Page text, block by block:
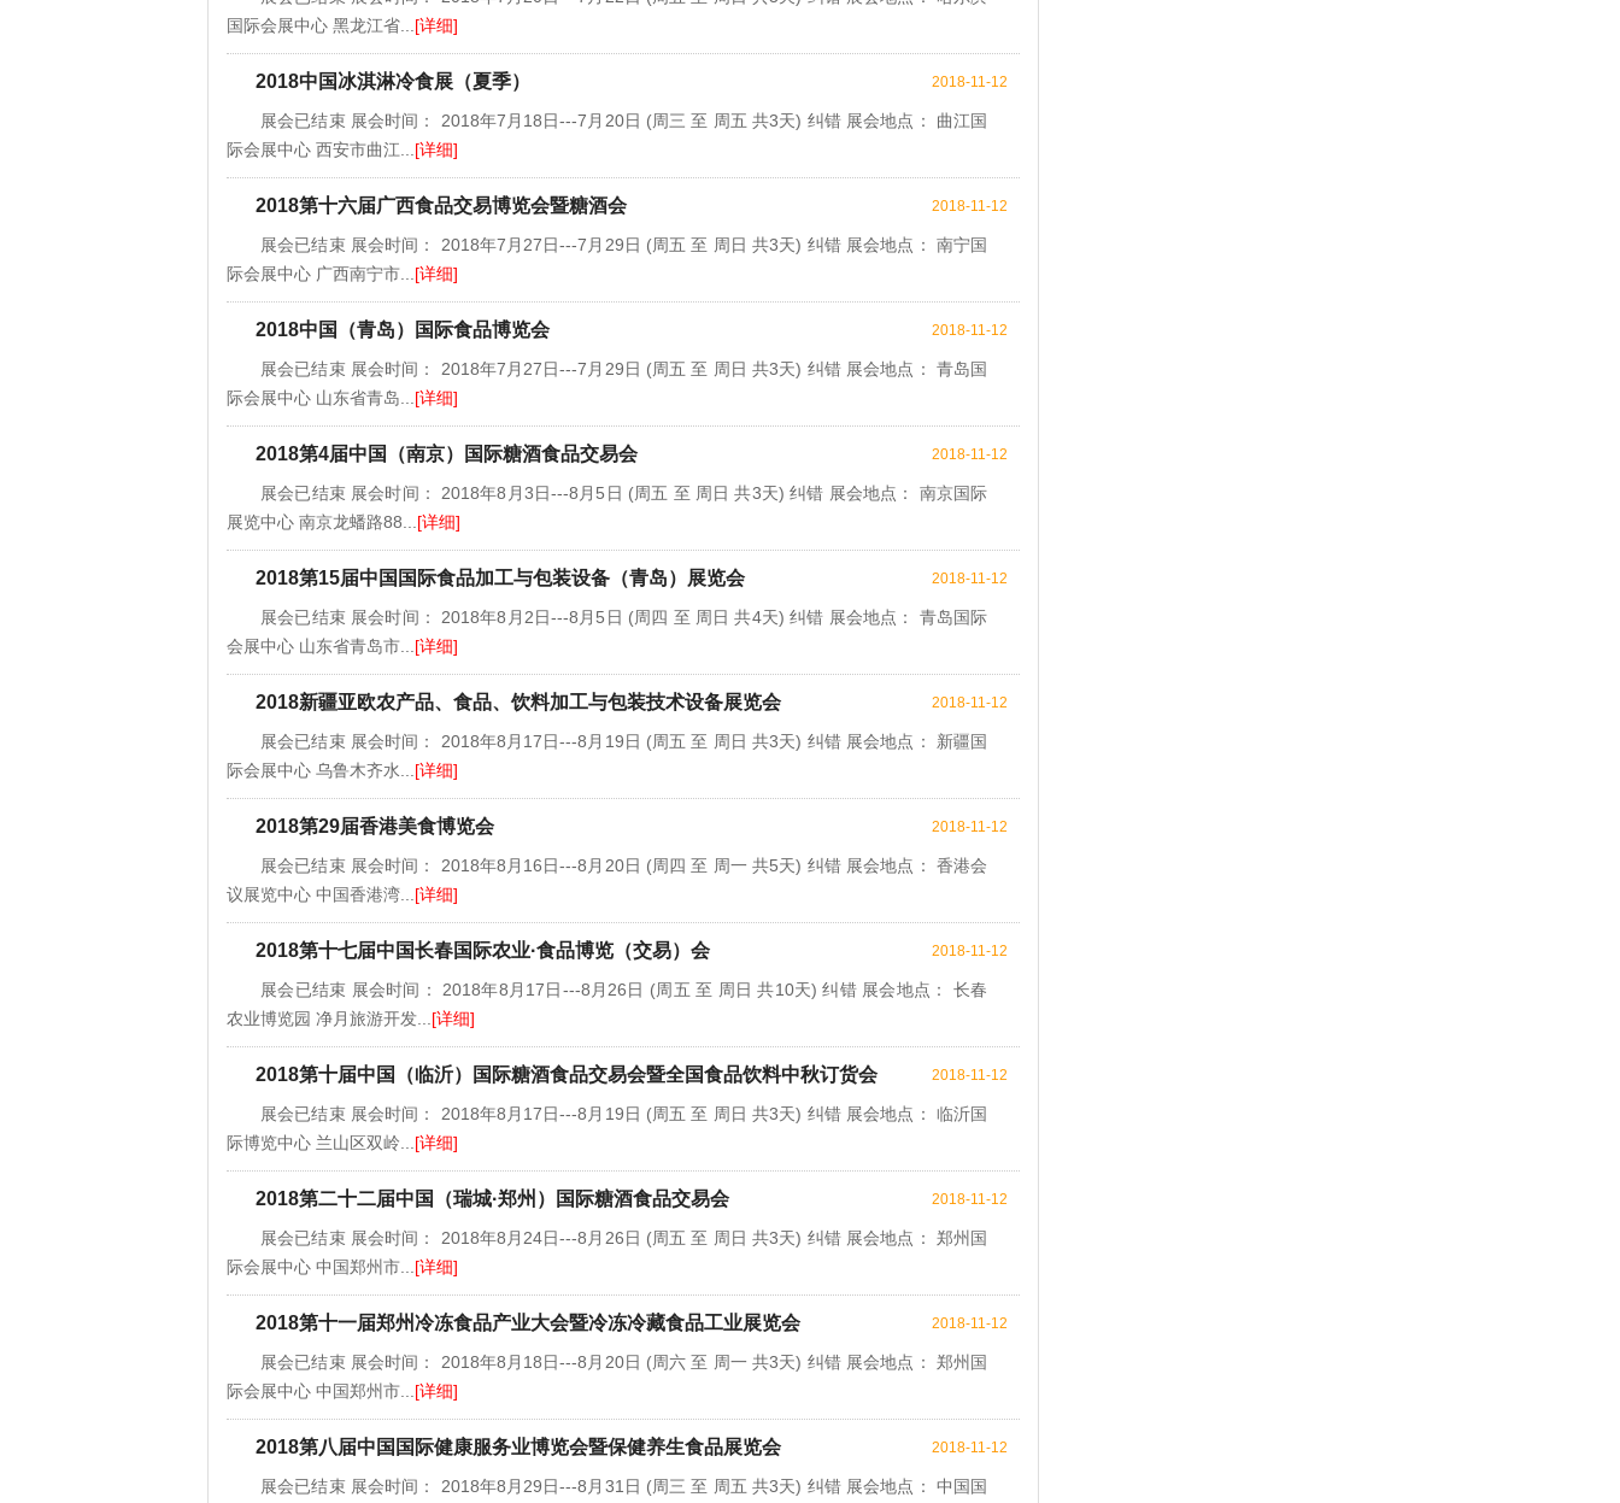
国际会展中心 黑龙江省... [详细]
2018中国冰淇淋冷食展（夏季） 2018-11-12
展会已结束 展会时间： 2018年7月18日---7月20日 (周三 至 周五 共3天) 纠错 展会地点： 曲江国
际会展中心 西安市曲江... [详细]
2018第十六届广西食品交易博览会暨糖酒会 2018-11-12
展会已结束 展会时间： 2018年7月27日---7月29日 (周五 至 周日 共3天) 纠错 展会地点： 南宁国
际会展中心 广西南宁市... [详细]
2018中国（青岛）国际食品博览会 2018-11-12
展会已结束 展会时间： 2018年7月27日---7月29日 (周五 至 周日 共3天) 纠错 展会地点： 青岛国
际会展中心 山东省青岛... [详细]
2018第4届中国（南京）国际糖酒食品交易会 2018-11-12
展会已结束 展会时间： 2018年8月3日---8月5日 (周五 至 周日 共3天) 纠错 展会地点： 南京国际
展览中心 南京龙蟠路88... [详细]
2018第15届中国国际食品加工与包装设备（青岛）展览会 2018-11-12
展会已结束 展会时间： 2018年8月2日---8月5日 (周四 至 周日 共4天) 纠错 展会地点： 青岛国际
会展中心 山东省青岛市... [详细]
2018新疆亚欧农产品、食品、饮料加工与包装技术设备展览会 2018-11-12
展会已结束 展会时间： 2018年8月17日---8月19日 (周五 至 周日 共3天) 纠错 展会地点： 新疆国
际会展中心 乌鲁木齐水... [详细]
2018第29届香港美食博览会 2018-11-12
展会已结束 展会时间： 2018年8月16日---8月20日 (周四 至 周一 共5天) 纠错 展会地点： 香港会
议展览中心 中国香港湾... [详细]
2018第十七届中国长春国际农业·食品博览（交易）会 2018-11-12
展会已结束 展会时间： 2018年8月17日---8月26日 (周五 至 周日 共10天) 纠错 展会地点： 长春
农业博览园 净月旅游开发... [详细]
2018第十届中国（临沂）国际糖酒食品交易会暨全国食品饮料中秋订货会 2018-11-12
展会已结束 展会时间： 2018年8月17日---8月19日 (周五 至 周日 共3天) 纠错 展会地点： 临沂国
际博览中心 兰山区双岭... [详细]
2018第二十二届中国（瑞城·郑州）国际糖酒食品交易会 2018-11-12
展会已结束 展会时间： 2018年8月24日---8月26日 (周五 至 周日 共3天) 纠错 展会地点： 郑州国
际会展中心 中国郑州市... [详细]
2018第十一届郑州冷冻食品产业大会暨冷冻冷藏食品工业展览会 2018-11-12
展会已结束 展会时间： 2018年8月18日---8月20日 (周六 至 周一 共3天) 纠错 展会地点： 郑州国
际会展中心 中国郑州市... [详细]
2018第八届中国国际健康服务业博览会暨保健养生食品展览会 2018-11-12
展会已结束 展会时间： 2018年8月29日---8月31日 (周三 至 周五 共3天) 纠错 展会地点： 中国国